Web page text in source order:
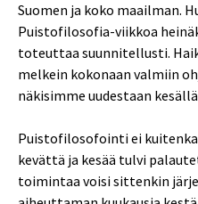
Suomen ja koko maailman.
Puistofilosofia-viikkoa
toteuttaa suunnitellusti.
melkein kokonaan valmiin
näkisimme uudestaan kesällä
Puistofilosofointi ei
kevättä ja kesää tulvi
toimintaa voisi sittenkin